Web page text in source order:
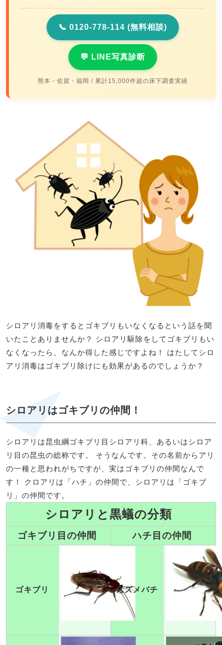
📞 0120-778-114 (無料相談)
💬 LINE写真診断
熊本・佐賀・福岡 / 累計15,000件超の床下調査実績
シロアリ消毒をするとゴキブリもいなくなるという話を聞
いたことありませんか？ シロアリ駆除をしてゴキブリもい
なくなったら、なんか得した感じですよね！ はたしてシロ
アリ消毒はゴキブリ除けにも効果があるのでしょうか？
シロアリはゴキブリの仲間！
シロアリは昆虫綱ゴキブリ目シロアリ科、あるいはシロア
リ目の昆虫の総称です。 そうなんです。その名前からアリ
の一種と思われがちですが、実はゴキブリの仲間なんで
す！ クロアリは「ハチ」の仲間で、シロアリは「ゴキブ
リ」の仲間です。
シロアリと黒蟻の分類
ゴキブリ目の仲間 ハチ目の仲間
ゴキブリ スズメバチ